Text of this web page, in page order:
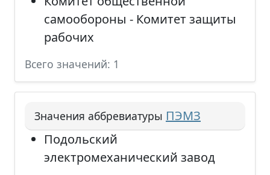
самообороны - Комитет защиты
рабочих
Всего значений: 1
Значения аббревиатуры ПЭМЗ
Подольский
электромеханический завод